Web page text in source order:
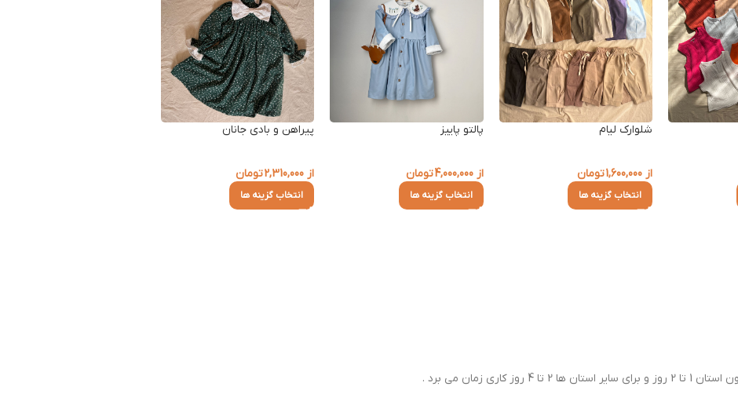
شلوارک لیام
از1,600,000تومان
انتخاب گزینه ها
پالتو پاییز
از4,000,000تومان
انتخاب گزینه ها
پیراهن و بادی جانان
از 2,310,000تومان
انتخاب گزینه ها
زمان می برد .